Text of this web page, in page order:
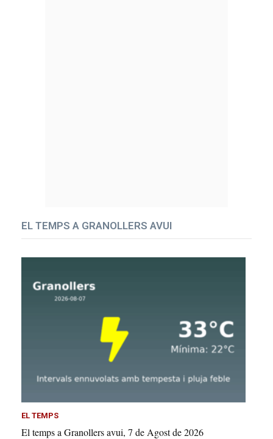
EL TEMPS A GRANOLLERS AVUI
EL TEMPS
El temps a Granollers avui, 7 de Agost de 2026